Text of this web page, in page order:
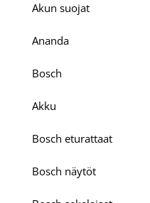
Akun suojat
Ananda
Bosch
Akku
Bosch eturattaat
Bosch näytöt